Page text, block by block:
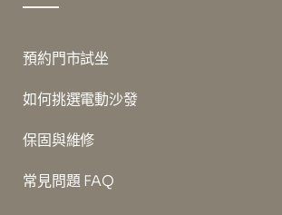
預約門市試坐
如何挑選電動沙發
保固與維修
常見問題 FAQ